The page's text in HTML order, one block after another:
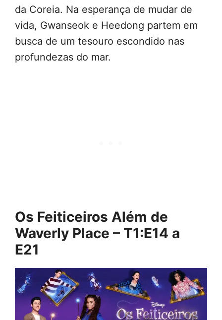
da Coreia. Na esperança de mudar de
vida, Gwanseok e Heedong partem em
busca de um tesouro escondido nas
profundezas do mar.
Os Feiticeiros Além de
Waverly Place – T1:E14 a
E21